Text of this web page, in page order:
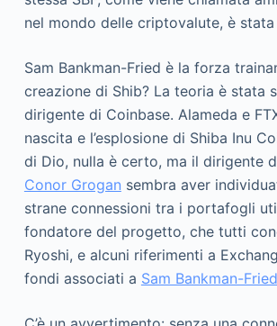
nel mondo delle criptovalute, è
Sam Bankman-Fried è la forza
creazione di Shib? La teoria è stata
dirigente di Coinbase. Alameda e
nascita e l’esplosione di Shiba Inu
di Dio, nulla è certo, ma il dirigente
Conor Grogan sembra aver
strane connessioni tra i portafogli
fondatore del progetto, che tutti
Ryoshi, e alcuni riferimenti a
fondi associati a Sam Bankman-Fried